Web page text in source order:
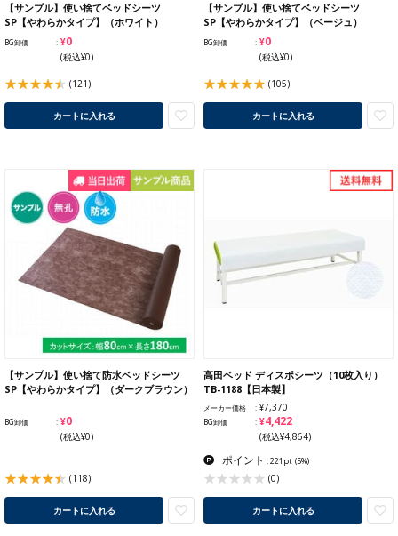
【サンプル】使い捨てベッドシーツ
SP【やわらかタイプ】（ホワイト）
BG卸価 ¥0
(税込¥0)
(121)
カートに入れる
【サンプル】使い捨てベッドシーツ
SP【やわらかタイプ】（ベージュ）
BG卸価 ¥0
(税込¥0)
(105)
カートに入れる
【サンプル】使い捨て防水ベッドシーツ
SP【やわらかタイプ】（ダークブラウン）
BG卸価 ¥0
(税込¥0)
(118)
カートに入れる
高田ベッド ディスポシーツ（10枚入り）
TB-1188【日本製】
メーカー価格 ¥7,370
BG卸価 ¥4,422
(税込¥4,864)
ポイント : 221pt (5%)
(0)
カートに入れる